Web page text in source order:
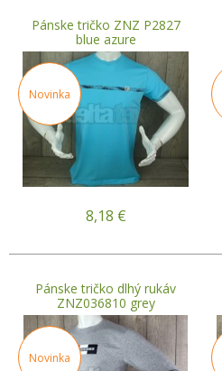
Pánske tričko ZNZ P2827
blue azure
Novinka
8,18 €
Pánske tričko dlhý rukáv
ZNZ036810 grey
Novinka